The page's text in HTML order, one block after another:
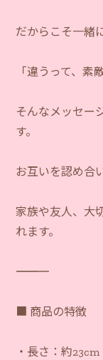
だからこそ一緒
「違うって、素
そんなメッセー
す。
お互いを認め合
家族や友人、大
れます。
―――――――――――
■ 商品の特徴
・長さ：約23cm